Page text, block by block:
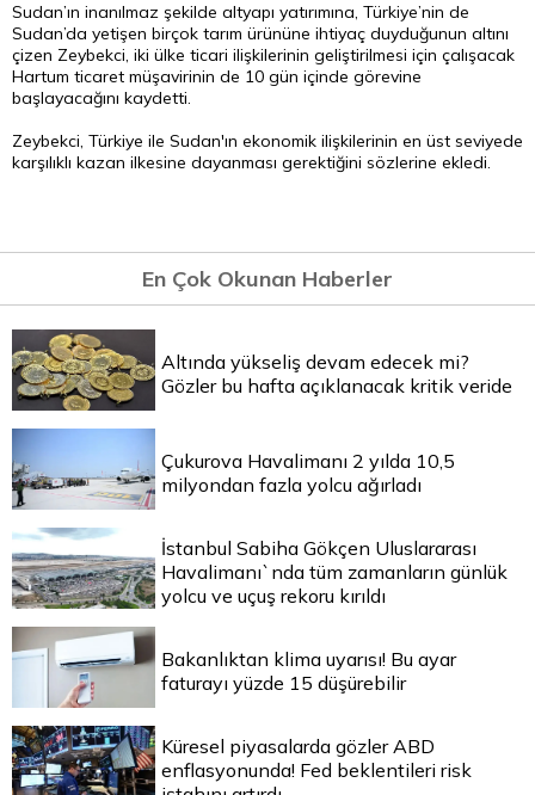
Sudan’ın inanılmaz şekilde altyapı yatırımına, Türkiye’nin de
Sudan’da yetişen birçok tarım ürününe ihtiyaç duyduğunun altını
çizen Zeybekci, iki ülke ticari ilişkilerinin geliştirilmesi için çalışacak
Hartum ticaret müşavirinin de 10 gün içinde görevine
başlayacağını kaydetti.
Zeybekci, Türkiye ile Sudan'ın ekonomik ilişkilerinin en üst seviyede
karşılıklı kazan ilkesine dayanması gerektiğini sözlerine ekledi.
En Çok Okunan Haberler
Altında yükseliş devam edecek mi?
Gözler bu hafta açıklanacak kritik veride
Çukurova Havalimanı 2 yılda 10,5
milyondan fazla yolcu ağırladı
İstanbul Sabiha Gökçen Uluslararası
Havalimanı`nda tüm zamanların günlük
yolcu ve uçuş rekoru kırıldı
Bakanlıktan klima uyarısı! Bu ayar
faturayı yüzde 15 düşürebilir
Küresel piyasalarda gözler ABD
enflasyonunda! Fed beklentileri risk